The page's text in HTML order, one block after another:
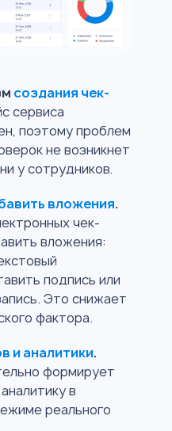
создания чек-
сервиса
поэтому проблем
не возникнет
у сотрудников.
вложения.
чек-
вложения:
подпись или
Это снижает
фактора.
и аналитики.
формирует
в
реального